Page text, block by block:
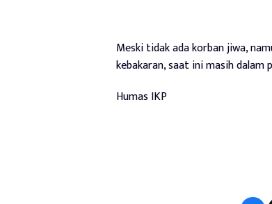
Meski tidak ada korban jiwa,
kebakaran, saat ini masih
Humas IKP